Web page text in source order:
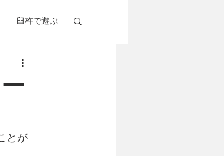
臼杵で遊ぶ
グルメ
とが